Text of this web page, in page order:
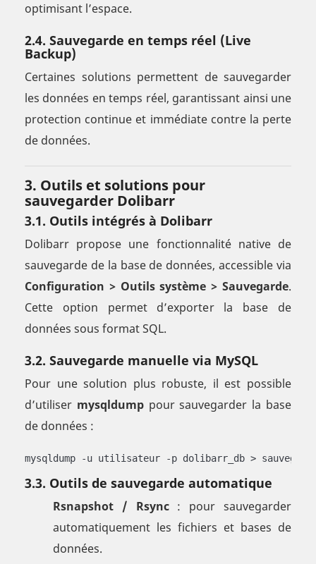
optimisant l’espace.
2.4. Sauvegarde en temps réel (Live
Backup)
Certaines solutions permettent de sauvegarder
les données en temps réel, garantissant ainsi une
protection continue et immédiate contre la perte
de données.
3. Outils et solutions pour
sauvegarder Dolibarr
3.1. Outils intégrés à Dolibarr
Dolibarr propose une fonctionnalité native de
sauvegarde de la base de données, accessible via
Configuration > Outils système > Sauvegarde.
Cette option permet d’exporter la base de
données sous format SQL.
3.2. Sauvegarde manuelle via MySQL
Pour une solution plus robuste, il est possible
d’utiliser mysqldumppour sauvegarder la base
de données :
mysqldump -u utilisateur -p dolibarr_db >
3.3. Outils de sauvegarde automatique
Rsnapshot / Rsync: pour sauvegarder
automatiquement les fichiers et bases de
données.